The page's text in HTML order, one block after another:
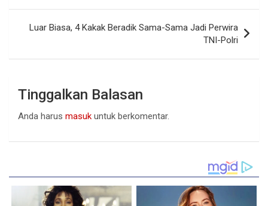
Luar Biasa, 4 Kakak Beradik Sama-Sama Jadi Perwira
TNI-Polri
Tinggalkan Balasan
Anda harus masuk untuk berkomentar.